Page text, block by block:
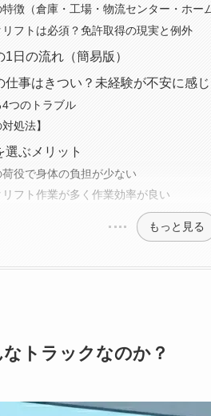
徴（倉庫・工場・物流センター・ホー
リフトは必須？免許取得の現実と例外
日の流れ（簡易版）
仕事はきつい？未経験が不安に感
4つのトラブル
対処法】
選ぶメリット
役で身体の負担が少ない
フト作業が多く作業効率が良い
もっと見る
トラックなのか？